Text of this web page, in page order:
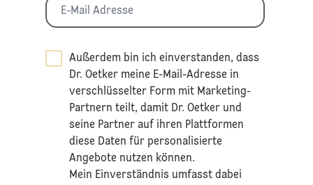
Außerdem bin ich einverstanden, dass
Dr. Oetker meine E-Mail-Adresse in
verschlüsselter Form mit Marketing-
Partnern teilt, damit Dr. Oetker und
seine Partner auf ihren Plattformen
diese Daten für personalisierte
Angebote nutzen können.
Mein Einverständnis umfasst dabei